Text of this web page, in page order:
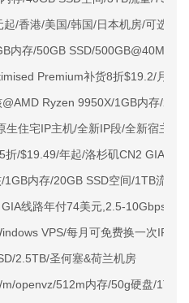
/香港/美国/韩国/日本机房/可选
内存/50GB SSD/
Premium补货8折$19.2/月起
Ryzen 9950X/1GB内存/
生住宅IP主机/全新IP段/全新宿主机
折/$19.49/年起/洛杉矶CN2 GIA/日
内存/20GB SSD空间/1TB流量/
线路年付74美元,2.5-10Gbps带
VPS/每月可免费换一次IP/
2.5TB/圣何塞&荷兰机房
openvz/512m内存/50g硬盘/1T流